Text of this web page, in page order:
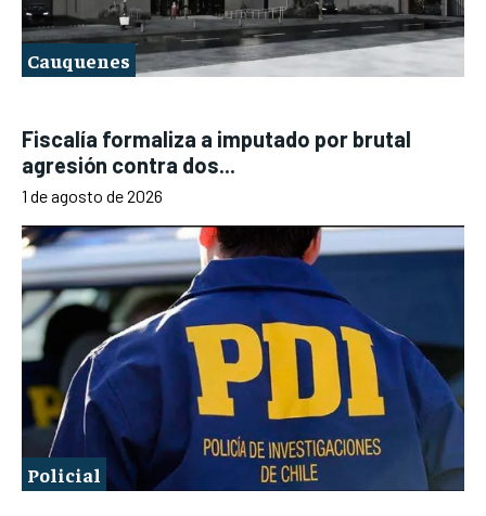
Cauquenes
Fiscalía formaliza a imputado por brutal
agresión contra dos...
1 de agosto de 2026
Policial